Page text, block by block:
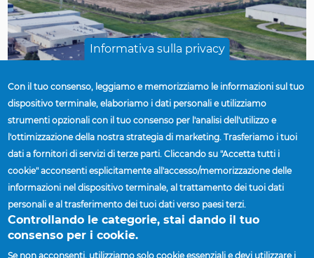
Springfield, OH
Stati Uniti | Wheels
Telefono: (937) 323-9669
Scopri di più
Informativa sulla privacy
Con il tuo consenso, leggiamo e memorizziamo le informazioni sul tuo
dispositivo terminale, elaboriamo i dati personali e utilizziamo
strumenti opzionali con il tuo consenso per l'analisi dell'utilizzo e
l'ottimizzazione della nostra strategia di marketing. Trasferiamo i tuoi
dati a fornitori di servizi di terze parti. Cliccando su "Accetta tutti i
cookie" acconsenti esplicitamente all'accesso/memorizzazione delle
informazioni nel dispositivo terminale, al trattamento dei tuoi dati
personali e al trasferimento dei tuoi dati verso paesi terzi.
Controllando le categorie, stai dando il tuo
consenso per i cookie.
Se non acconsenti, utilizziamo solo cookie essenziali e devi utilizzare i